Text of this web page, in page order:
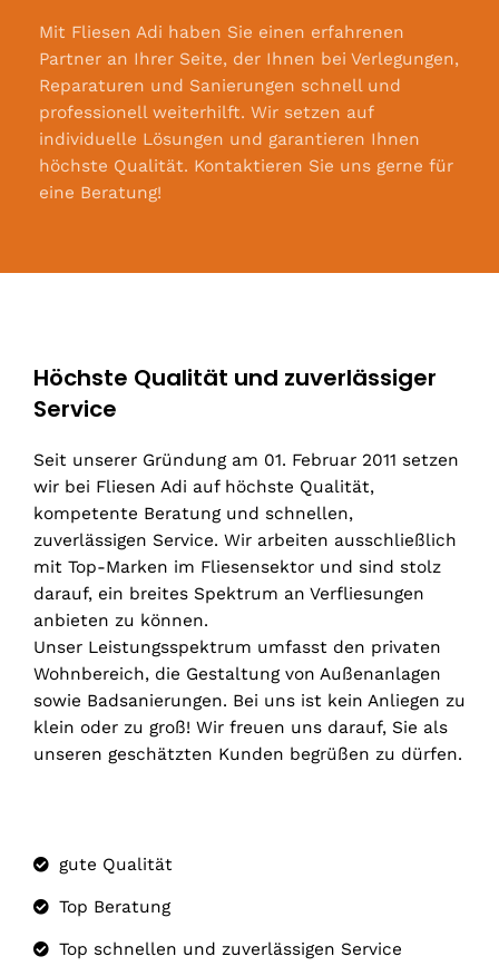
Mit Fliesen Adi haben Sie einen erfahrenen
Partner an Ihrer Seite, der Ihnen bei Verlegungen,
Reparaturen und Sanierungen schnell und
professionell weiterhilft. Wir setzen auf
individuelle Lösungen und garantieren Ihnen
höchste Qualität. Kontaktieren Sie uns gerne für
eine Beratung!
Höchste Qualität und zuverlässiger
Service
Seit unserer Gründung am 01. Februar 2011 setzen
wir bei Fliesen Adi auf höchste Qualität,
kompetente Beratung und schnellen,
zuverlässigen Service. Wir arbeiten ausschließlich
mit Top-Marken im Fliesensektor und sind stolz
darauf, ein breites Spektrum an Verfliesungen
anbieten zu können.
Unser Leistungsspektrum umfasst den privaten
Wohnbereich, die Gestaltung von Außenanlagen
sowie Badsanierungen. Bei uns ist kein Anliegen zu
klein oder zu groß! Wir freuen uns darauf, Sie als
unseren geschätzten Kunden begrüßen zu dürfen.
gute Qualität
Top Beratung
Top schnellen und zuverlässigen Service